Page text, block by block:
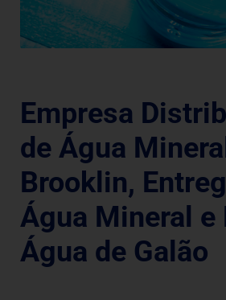
Empresa
de Água
Brooklin,
Água Mineral e
Água de Galão